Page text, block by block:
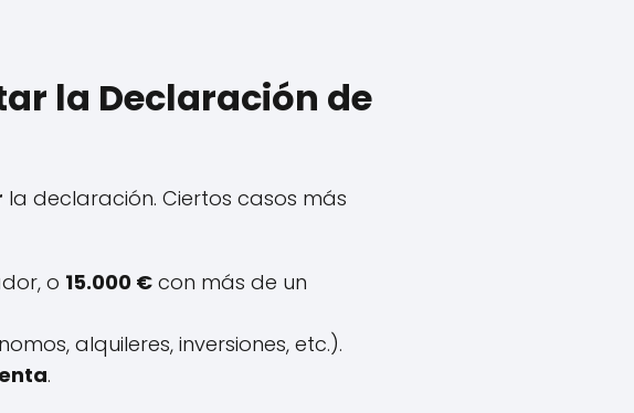
la Declaración de
la declaración. Ciertos casos más
o 15.000 € con más de un
alquileres, inversiones, etc.).
.